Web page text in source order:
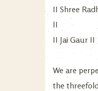
II Shree
II
II Jai Gaur II
We are
the